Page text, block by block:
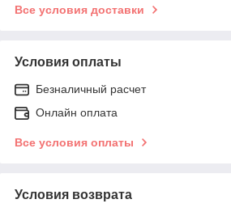
Все условия доставки
Условия оплаты
Безналичный расчет
Онлайн оплата
Все условия оплаты
Условия возврата